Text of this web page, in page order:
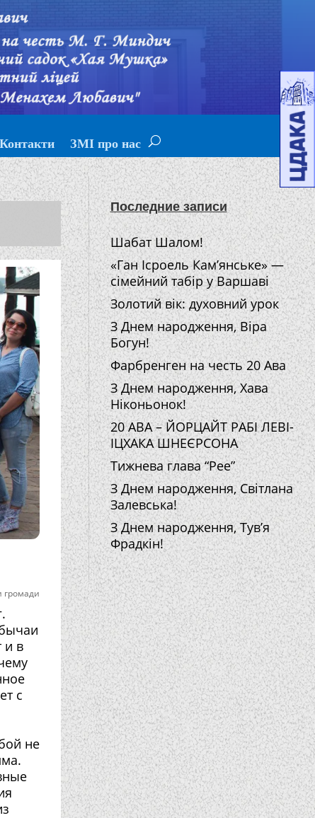
Контакти ЗМІ про нас
громади
и в
с
не
Последние записи
Шабат Шалом!
«Ган Ісроель Кам’янське» —
сімейний табір у Варшаві
Золотий вік: духовний урок
З Днем народження, Віра
Богун!
Фарбренген на честь 20 Ава
З Днем народження, Хава
Ніконьонок!
20 АВА – ЙОРЦАЙТ РАБІ ЛЕВІ-
ІЦХАКА ШНЕЄРСОНА
Тижнева глава “Рее”
З Днем народження, Світлана
Залевська!
З Днем народження, Тув’я
Фрадкін!